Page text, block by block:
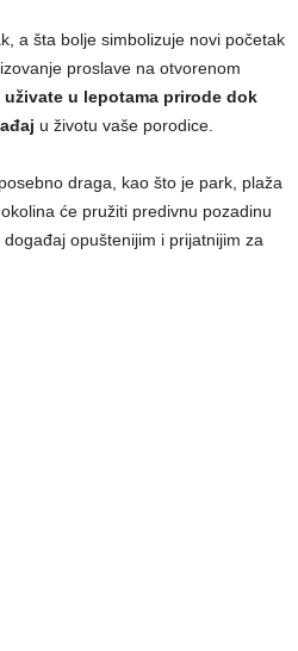
a šta bolje simbolizuje novi početak
proslave na otvorenom
uživate u lepotama prirode dok
u životu vaše porodice.
draga, kao što je park, plaža
će pružiti predivnu pozadinu
opuštenijim i prijatnijim za